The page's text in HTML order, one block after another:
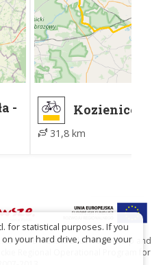
- Kozienice -
31,8 km
of the Mazowieckie Voivodship and
Regional Operational Program for
for statistical purposes. If you
your hard drive, change your